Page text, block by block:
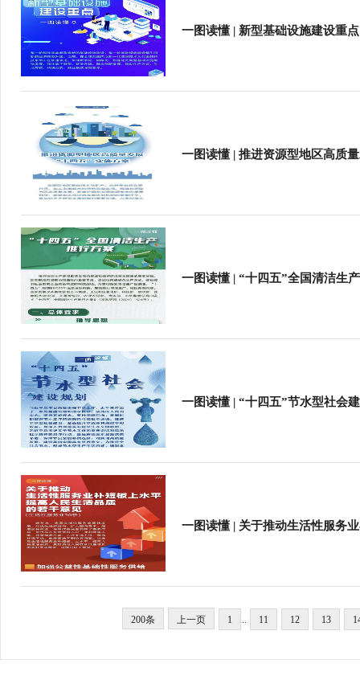
一图读懂 | 新型基础设施建设重点
一图读懂 | 推进资源型地区高质
一图读懂 | “十四五”全国清洁生
一图读懂 | “十四五”节水型社会
一图读懂 | 关于推动生活性服务
200条 上一页 1 .. 11 12 13